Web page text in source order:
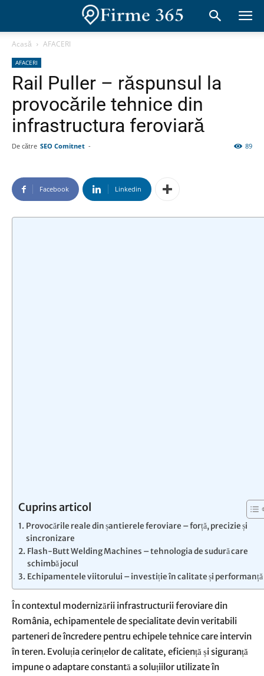
Acasă AFACERI
AFACERI
Rail Puller – răspunsul la
provocările tehnice din
infrastructura feroviară
De către SEO Comitnet - 89
Facebook Linkedin
Cuprins articol
Provocările reale din șantierele feroviare – forță, precizie și
sincronizare
Flash-Butt Welding Machines – tehnologia de sudură care
schimbă jocul
Echipamentele viitorului – investiție în calitate și performanță
În contextul modernizării infrastructurii feroviare din
România, echipamentele de specialitate devin veritabili
parteneri de încredere pentru echipele tehnice care intervin
în teren. Evoluția cerințelor de calitate, eficiență și siguranță
impune o adaptare constantă a soluțiilor utilizate în